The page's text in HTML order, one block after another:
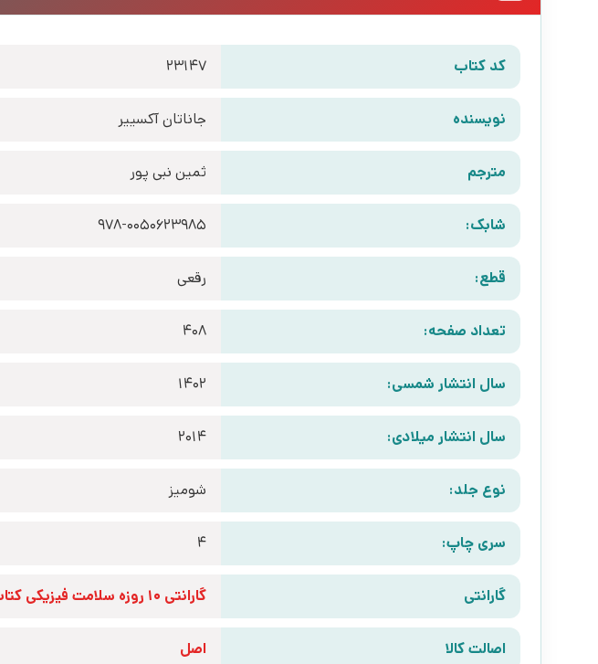
کد کتاب 23147
نویسنده جاناتان آکسییر
مترجم ثمین نبی پور
شابک: 978-0050623985
قطع: رقعی
تعداد صفحه: 408
سال انتشار شمسی: 1402
سال انتشار میلادی: 2014
نوع جلد: شومیز
سری چاپ: 4
گارانتی گارانتی 10 روزه سلامت فیزیکی کتاب
اصالت کالا اصل